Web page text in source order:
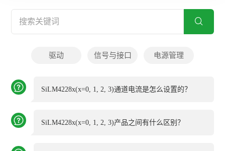
驱动 信号与接口 电源管理
SiLM4228x(x=0, 1, 2, 3)通道电流是怎么设置的？
SiLM4228x(x=0, 1, 2, 3)产品之间有什么区别？